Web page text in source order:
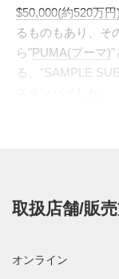
$50,000(約520万円)
るものもあり、そ
ら"PUMA(プーマ)"
る、"SAMPLE
スマッチ仕様で登
取扱店舗/販
オンライン